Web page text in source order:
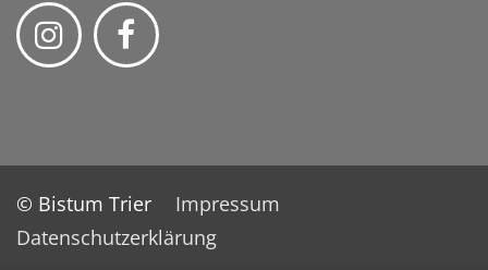
© Bistum Trier
Impressum
Datenschutzerklärung